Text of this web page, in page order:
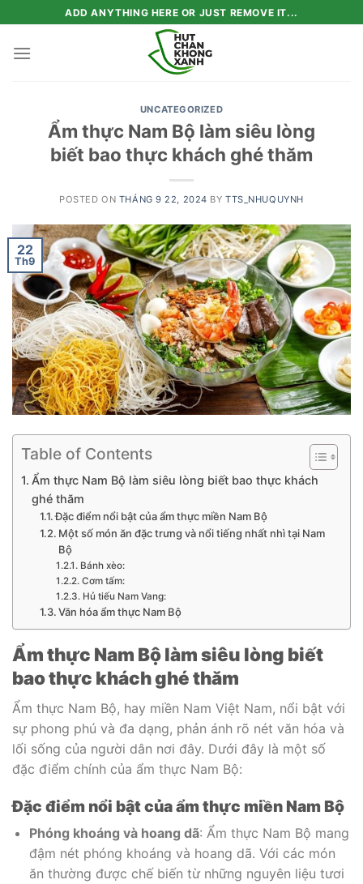
to
content
ADD ANYTHING HERE OR JUST REMOVE IT...
UNCATEGORIZED
Ẩm thực Nam Bộ làm siêu lòng
biết bao thực khách ghé thăm
POSTED ON THÁNG 9 22, 2024 BYTTS_NHUQUYNH
22
Th9
Table of Contents
Ẩm thực Nam Bộ làm siêu lòng biết bao thực khách
ghé thăm
Đặc điểm nổi bật của ẩm thực miền Nam Bộ
Một số món ăn đặc trưng và nổi tiếng nhất nhì tại Nam
Bộ
Bánh xèo:
Cơm tấm:
Hủ tiếu Nam Vang:
Văn hóa ẩm thực Nam Bộ
Ẩm thực Nam Bộ làm siêu lòng biết
bao thực khách ghé thăm
Ẩm thực Nam Bộ, hay miền Nam Việt Nam, nổi bật với
sự phong phú và đa dạng, phản ánh rõ nét văn hóa và
lối sống của người dân nơi đây. Dưới đây là một số
đặc điểm chính của ẩm thực Nam Bộ:
Đặc điểm nổi bật của ẩm thực miền Nam Bộ
Phóng khoáng và hoang dã: Ẩm thực Nam Bộ mang
đậm nét phóng khoáng và hoang dã. Với các món
ăn thường được chế biến từ những nguyên liệu tươi